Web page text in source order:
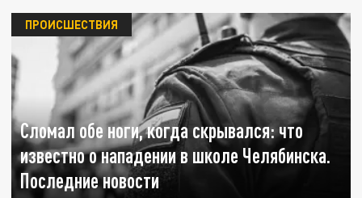
Сломал обе ноги, когда скрывался: что
известно о нападении в школе Челябинска.
Последние новости
ПРОИСШЕСТВИЯ